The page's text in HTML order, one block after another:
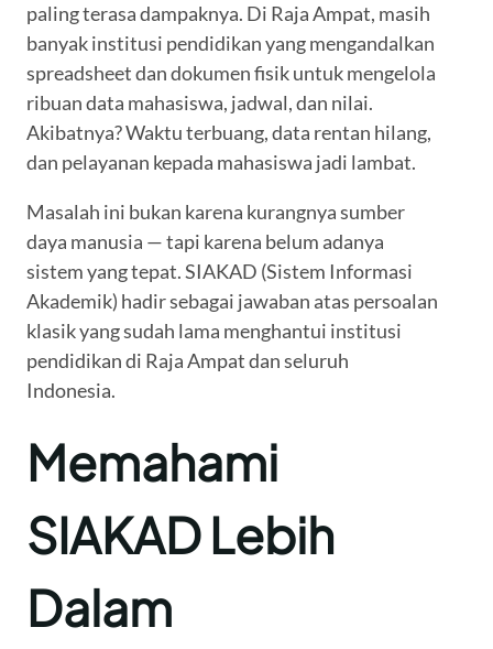
paling terasa dampaknya. Di Raja Ampat, masih
banyak institusi pendidikan yang mengandalkan
spreadsheet dan dokumen fisik untuk mengelola
ribuan data mahasiswa, jadwal, dan nilai.
Akibatnya? Waktu terbuang, data rentan hilang,
dan pelayanan kepada mahasiswa jadi lambat.
Masalah ini bukan karena kurangnya sumber
daya manusia — tapi karena belum adanya
sistem yang tepat. SIAKAD (Sistem Informasi
Akademik) hadir sebagai jawaban atas persoalan
klasik yang sudah lama menghantui institusi
pendidikan di Raja Ampat dan seluruh
Indonesia.
Memahami
SIAKAD Lebih
Dalam